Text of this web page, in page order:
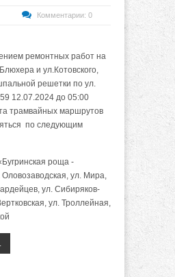
Комментарии: 0
ремонтных работ на
и ул. Котовского,
решетки по ул.
12.07.2024 до 05:00
трамвайных маршрутов
по следующим
роща -
ул. Мира,
ул. Сибиряков-
ул. Троллейная,